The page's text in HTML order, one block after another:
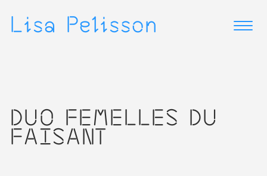
Lisa Pelisson
▷
DUO FEMELLES DU
FAISANT